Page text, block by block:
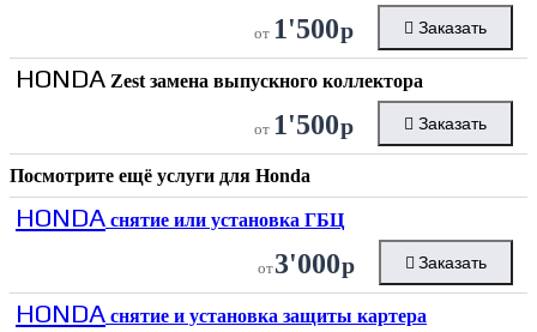
от 1'500р Заказать
HONDA Zest замена выпускного коллектора
от 1'500р Заказать
Посмотрите ещё услуги для Honda
HONDA снятие или установка ГБЦ
от3'000р Заказать
HONDA снятие и установка защиты картера